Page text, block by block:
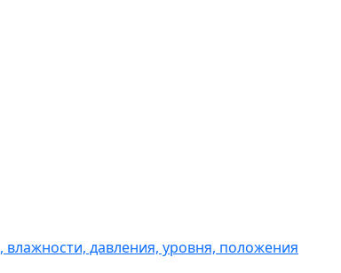
давления, уровня, положения